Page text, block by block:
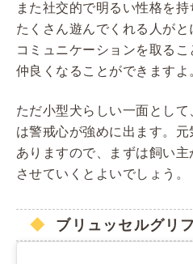
また社交的で明るい性格を持
たくさん遊んでくれる人が
コミュニケーションを取る
仲良くなることができますよ
ただ小型犬らしい一面とし
は警戒心が強めに出ます。
ありますので、まずは飼い
させていくとよいでしょう。
ブリュッセルグリ